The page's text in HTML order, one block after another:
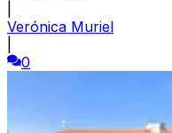
Verónica Muriel
0